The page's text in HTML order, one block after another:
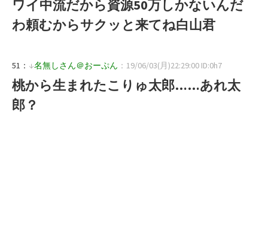
ワイ中流だから資源50万しかないんだ
わ頼むからサクッと来てね白山君
51： ↓名無しさん＠おーぷん ：19/06/03(月)22:29:00 ID:0h7
桃から生まれたこりゅ太郎……あれ太
郎？